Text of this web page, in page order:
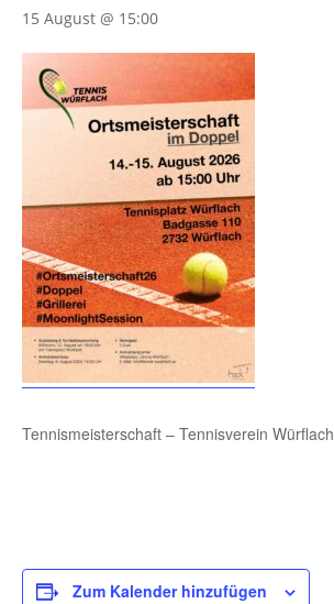
15 August @ 15:00
Tennismeisterschaft – Tennisverein Würflach
Zum Kalender hinzufügen